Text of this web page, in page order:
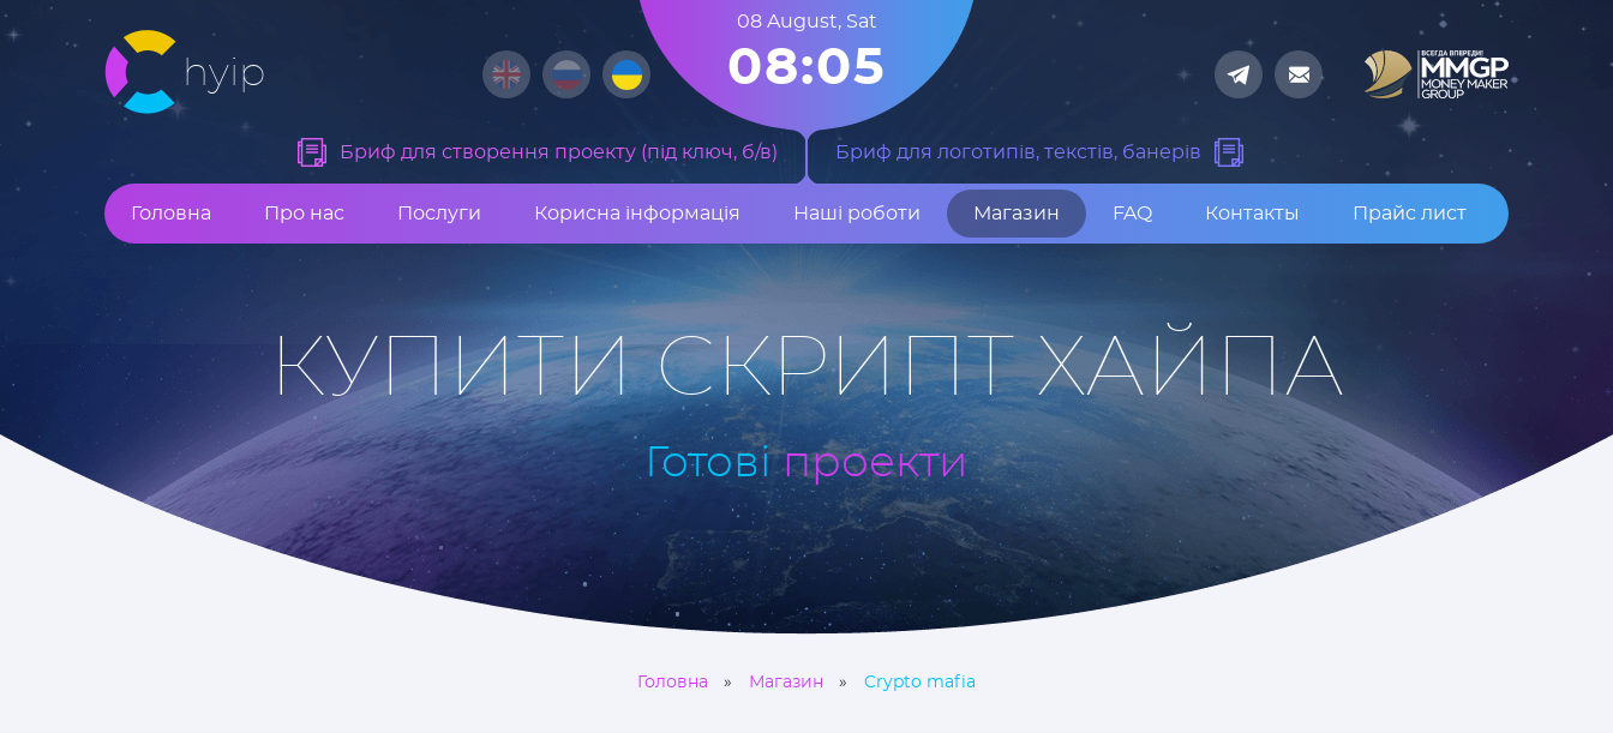
hyip
08 August, Sat
08:05
Бриф для створення проекту (під ключ, б/в) Бриф для логотипів, текстів, банерів
Головна Про нас Послуги Корисна інформація Наші роботи Магазин FAQ Контакты Прайс лист
КУПИТИ СКРИПТ ХАЙПА
Готові проекти
Головна Магазин Crypto mafia